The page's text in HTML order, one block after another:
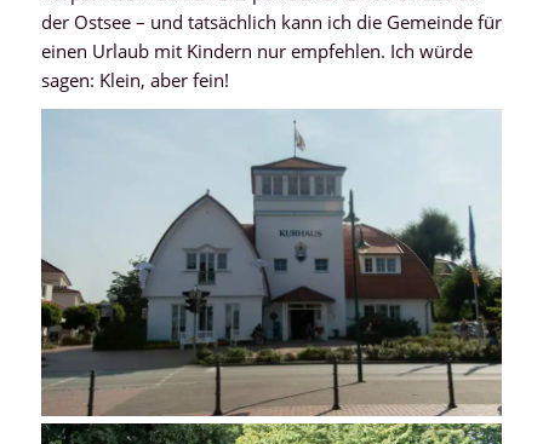
der Ostsee – und tatsächlich kann ich die Gemeinde für
einen Urlaub mit Kindern nur empfehlen. Ich würde
sagen: Klein, aber fein!